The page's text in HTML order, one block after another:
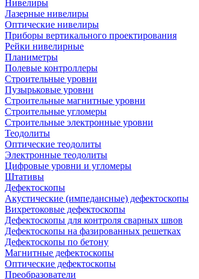
Нивелиры
Лазерные нивелиры
Оптические нивелиры
Приборы вертикального проектирования
Рейки нивелирные
Планиметры
Полевые контроллеры
Строительные уровни
Пузырьковые уровни
Строительные магнитные уровни
Строительные угломеры
Строительные электронные уровни
Теодолиты
Оптические теодолиты
Электронные теодолиты
Цифровые уровни и угломеры
Штативы
Дефектоскопы
Акустические (импедансные) дефектоскопы
Вихретоковые дефектоскопы
Дефектоскопы для контроля сварных швов
Дефектоскопы на фазированных решетках
Дефектоскопы по бетону
Магнитные дефектоскопы
Оптические дефектоскопы
Преобразователи